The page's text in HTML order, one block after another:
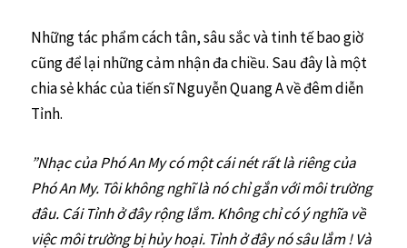
Những tác phẩm cách tân, sâu sắc và tinh tế bao giờ
cũng để lại những cảm nhận đa chiều. Sau đây là một
chia sẻ khác của tiến sĩ Nguyễn Quang A về đêm diễn
Tỉnh.
”Nhạc của Phó An My có một cái nét rất là riêng của
Phó An My. Tôi không nghĩ là nó chỉ gắn với môi trường
đâu. Cái Tỉnh ở đây rộng lắm. Không chỉ có ý nghĩa về
việc môi trường bị hủy hoại. Tỉnh ở đây nó sâu lắm ! Và